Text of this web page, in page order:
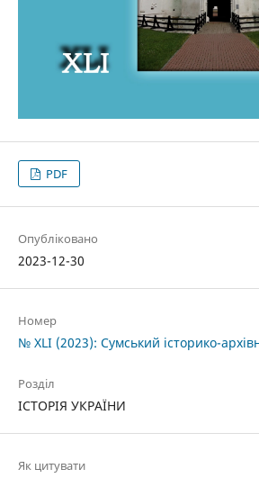
PDF
Опубліковано
2023-12-30
Номер
№ XLI (2023): Сумський історико-
Розділ
ІСТОРІЯ УКРАЇНИ
Як цитувати